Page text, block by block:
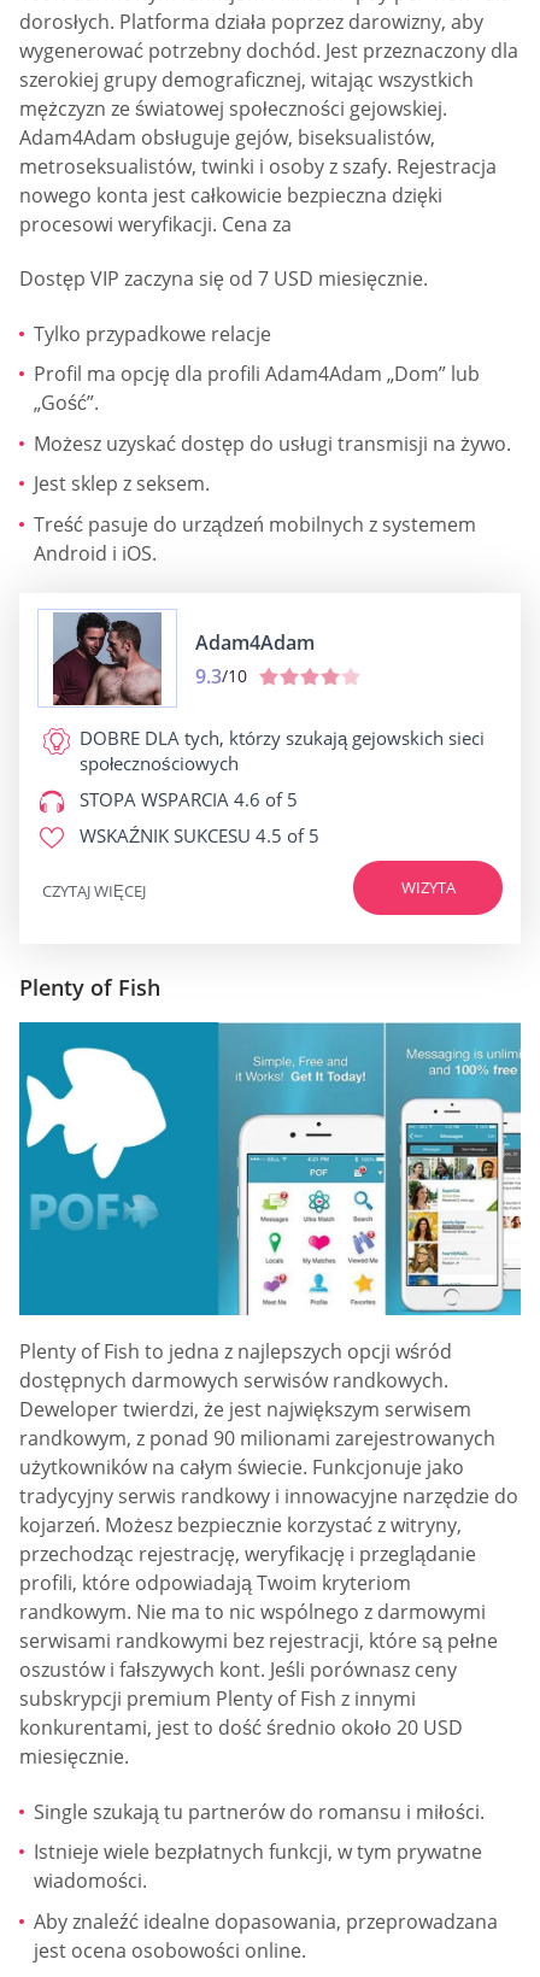
dorosłych. Platforma działa poprzez darowizny, aby
wygenerować potrzebny dochód. Jest przeznaczony dla
szerokiej grupy demograficznej, witając wszystkich
mężczyzn ze światowej społeczności gejowskiej.
Adam4Adam obsługuje gejów, biseksualistów,
metroseksualistów, twinki i osoby z szafy. Rejestracja
nowego konta jest całkowicie bezpieczna dzięki
procesowi weryfikacji. Cena za
Dostęp VIP zaczyna się od 7 USD miesięcznie.
Tylko przypadkowe relacje
Profil ma opcję dla profili Adam4Adam „Dom” lub
„Gość”.
Możesz uzyskać dostęp do usługi transmisji na żywo.
Jest sklep z seksem.
Treść pasuje do urządzeń mobilnych z systemem
Android i iOS.
Adam4Adam
9.3/10
DOBRE DLA tych, którzy szukają gejowskich sieci
społecznościowych
STOPA WSPARCIA 4.6 of 5
WSKAŹNIK SUKCESU 4.5 of 5
WIZYTA
CZYTAJ WIĘCEJ
Plenty of Fish
Plenty of Fish to jedna z najlepszych opcji wśród
dostępnych darmowych serwisów randkowych.
Deweloper twierdzi, że jest największym serwisem
randkowym, z ponad 90 milionami zarejestrowanych
użytkowników na całym świecie. Funkcjonuje jako
tradycyjny serwis randkowy i innowacyjne narzędzie do
kojarzeń. Możesz bezpiecznie korzystać z witryny,
przechodząc rejestrację, weryfikację i przeglądanie
profili, które odpowiadają Twoim kryteriom
randkowym. Nie ma to nic wspólnego z darmowymi
serwisami randkowymi bez rejestracji, które są pełne
oszustów i fałszywych kont. Jeśli porównasz ceny
subskrypcji premium Plenty of Fish z innymi
konkurentami, jest to dość średnio około 20 USD
miesięcznie.
Single szukają tu partnerów do romansu i miłości.
Istnieje wiele bezpłatnych funkcji, w tym prywatne
wiadomości.
Aby znaleźć idealne dopasowania, przeprowadzana
jest ocena osobowości online.